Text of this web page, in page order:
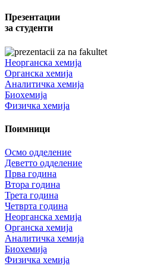
Презентации
за студенти
Неорганска хемија
Органска хемија
Аналитичка хемија
Биохемија
Физичка хемија
Поимници
Осмо одделение
Деветто одделение
Прва година
Втора година
Трета година
Четврта година
Неорганска хемија
Органска хемија
Аналитичка хемија
Биохемија
Физичка хемија